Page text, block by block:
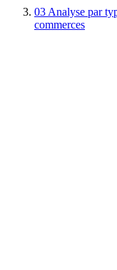
03 Analyse par
commerces